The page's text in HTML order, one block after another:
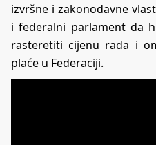
izvršne i zakonodavne
i federalni parlament da
rasteretiti cijenu rada i
plaće u Federaciji.